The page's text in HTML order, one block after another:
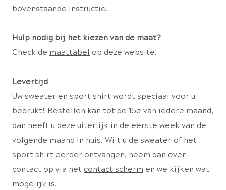
bovenstaande instructie.
Hulp nodig bij het kiezen van de maat?
Check de maattabel op deze website.
Levertijd
Uw sweater en sport shirt wordt speciaal voor u
bedrukt! Bestellen kan tot de 15e van iedere maand,
dan heeft u deze uiterlijk in de eerste week van de
volgende maand in huis. Wilt u de sweater of het
sport shirt eerder ontvangen, neem dan even
contact op via het contact scherm en we kijken wat
mogelijk is.